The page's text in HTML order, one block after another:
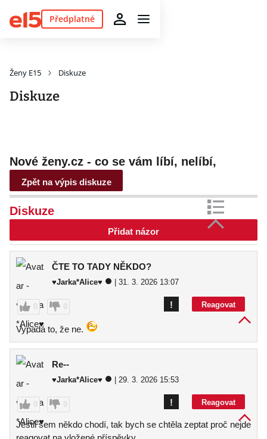
Předplatné
Ženy E15 Diskuze
Diskuze
Nové ženy.cz - co se vám líbí, nelíbí,
nefunguje atd.
Zpět na výpis diskuze
Diskuze
Přidat názor
ČTE TO TADY NĚKDO?
♥Jarka*Alice♥ | 31. 3. 2026 13:07
0 0 Reagovat
!
Vypadá to, že ne.
Re--
♥Jarka*Alice♥ | 29. 3. 2026 15:53
0 0 Reagovat
!
Jestli sem někdo chodí, tak bych se chtěla zeptat proč nejde